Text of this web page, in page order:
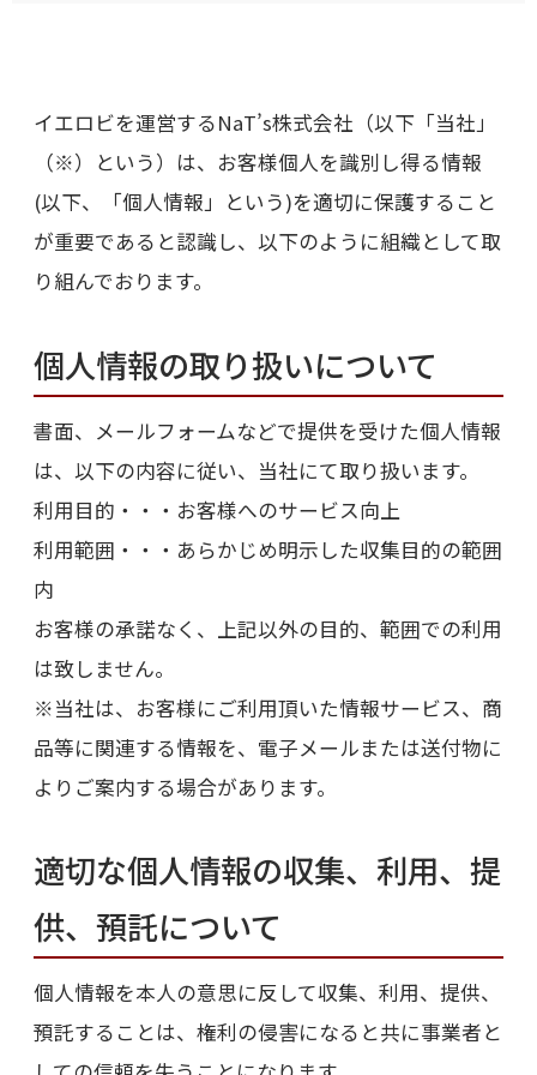
イエロビを運営するNaT’s株式会社（以下「当社」
（※）という）は、お客様個人を識別し得る情報
(以下、「個人情報」という)を適切に保護すること
が重要であると認識し、以下のように組織として取
り組んでおります。
個人情報の取り扱いについて
書面、メールフォームなどで提供を受けた個人情報
は、以下の内容に従い、当社にて取り扱います。
利用目的・・・お客様へのサービス向上
利用範囲・・・あらかじめ明示した収集目的の範囲
内
お客様の承諾なく、上記以外の目的、範囲での利用
は致しません。
※当社は、お客様にご利用頂いた情報サービス、商
品等に関連する情報を、電子メールまたは送付物に
よりご案内する場合があります。
適切な個人情報の収集、利用、提
供、預託について
個人情報を本人の意思に反して収集、利用、提供、
預託することは、権利の侵害になると共に事業者と